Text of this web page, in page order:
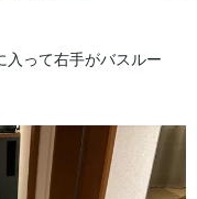
入って右手がバスルー